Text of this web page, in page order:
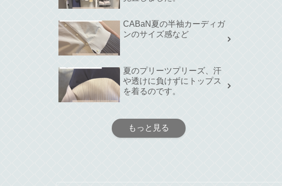
CABaN夏の半袖カーディガ
ンのサイズ感など
夏のプリーツプリーズ、汗
や透けに負けずにトップス
を着るのです。
もっと見る